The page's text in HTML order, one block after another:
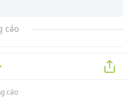
cáo
cáo